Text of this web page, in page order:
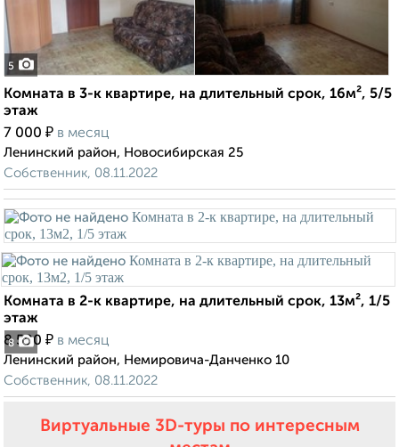
5
Комната в 3-к квартире, на длительный срок, 16м², 5/5
этаж
7 000 ₽ в месяц
Ленинский район, Новосибирская 25
Собственник, 08.11.2022
8
Комната в 2-к квартире, на длительный срок, 13м², 1/5
этаж
8 500 ₽ в месяц
Ленинский район, Немировича-Данченко 10
Собственник, 08.11.2022
Виртуальные 3D-туры по интересным